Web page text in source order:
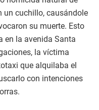
un cuchillo, causándole
su muerte. Esto
en la avenida Santa
la víctima
que alquilaba el
con intenciones